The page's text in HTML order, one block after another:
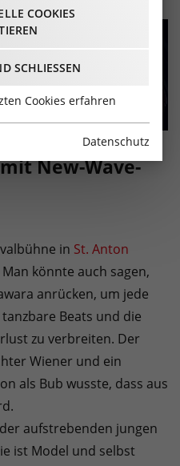
New-Wave-
in St. Anton
könnte auch sagen,
anrücken, um jede
Beats und die
zu verbreiten. Der
Wiener und ein
als Bub wusste, dass aus
aufstrebenden jungen
ist Model und selbst
COOKIES
SCHLIESSEN
Cookies erfahren
Datenschutz